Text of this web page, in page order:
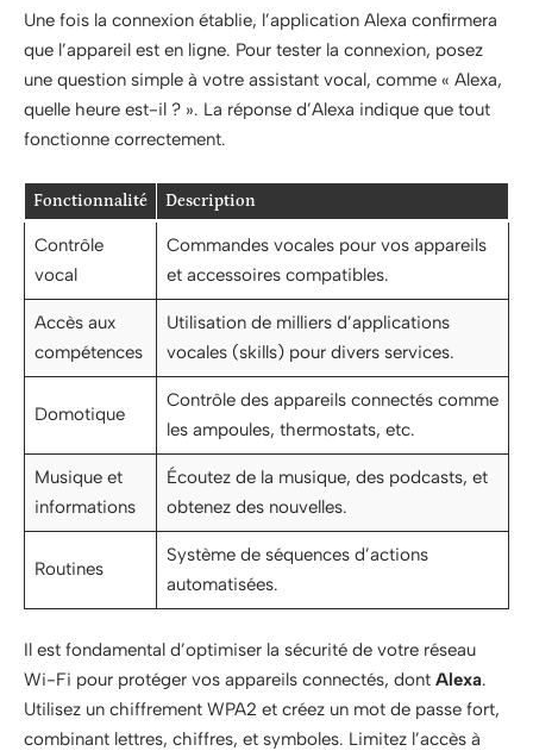
Une fois la connexion établie, l’application Alexa confirmera
que l’appareil est en ligne. Pour tester la connexion, posez
une question simple à votre assistant vocal, comme « Alexa,
quelle heure est-il ? ». La réponse d’Alexa indique que tout
fonctionne correctement.
Fonctionnalité Description
Contrôle
vocal
Commandes vocales pour vos appareils
et accessoires compatibles.
Accès aux
compétences
Utilisation de milliers d’applications
vocales (skills) pour divers services.
Domotique
Contrôle des appareils connectés comme
les ampoules, thermostats, etc.
Musique et
informations
Écoutez de la musique, des podcasts, et
obtenez des nouvelles.
Routines
Système de séquences d’actions
automatisées.
Il est fondamental d’optimiser la sécurité de votre réseau
Wi-Fi pour protéger vos appareils connectés, dont Alexa.
Utilisez un chiffrement WPA2 et créez un mot de passe fort,
combinant lettres, chiffres, et symboles. Limitez l’accès à